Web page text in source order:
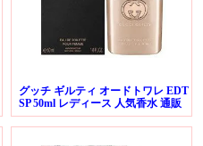
グッチ ギルティ オードトワレ EDT
SP 50ml レディース 人気香水 通販